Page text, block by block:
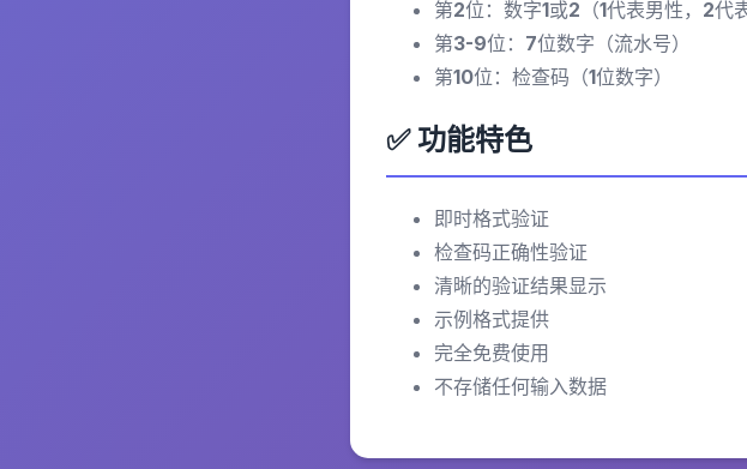
第2位：数字1或2（1代表男性，2代
第3-9位：7位数字（流水号）
第10位：检查码（1位数字）
✅ 功能特色
即时格式验证
检查码正确性验证
清晰的验证结果显示
示例格式提供
完全免费使用
不存储任何输入数据